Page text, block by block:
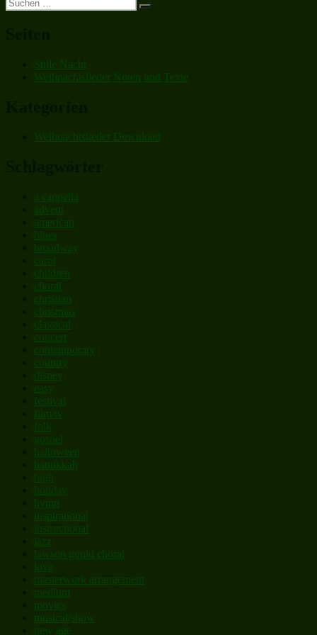
nach:
Suchen
Stille Nacht
Weihnachtslieder Noten und Texte
Weihnachtslieder Download
a cappella
advent
american
blues
broadway
carol
children
choral
christian
christmas
classical
concert
contemporary
country
disney
easy
festival
film/tv
folk
gospel
halloween
hanukkah
high
holiday
hymn
inspirational
instructional
jazz
lawson gould choral
love
masterwork arrangement
medium
movies
musical/show
new age